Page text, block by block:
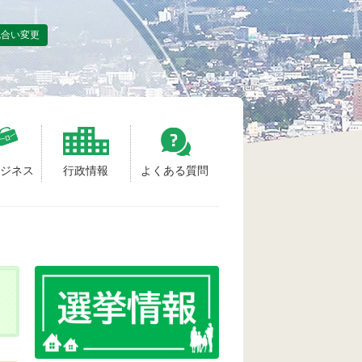
ネス 行政情報 よくある質問
い変更